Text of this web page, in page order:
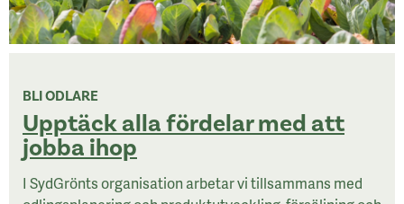
BLI ODLARE
Upptäck alla fördelar med att
jobba ihop
I SydGrönts organisation arbetar vi tillsammans med